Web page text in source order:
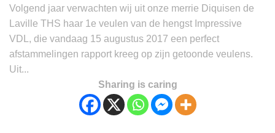
Volgend jaar verwachten wij uit onze merrie Diquisen de
Laville THS haar 1e veulen van de hengst Impressive
VDL, die vandaag 15 augustus 2017 een perfect
afstammelingen rapport kreeg op zijn getoonde veulens.
Uit...
Sharing is caring